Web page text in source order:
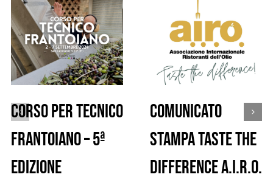
Corso per Tecnico
Frantoiano – 5ª
edizione
Comunicato
Stampa Taste the
Difference A.I.R.O.